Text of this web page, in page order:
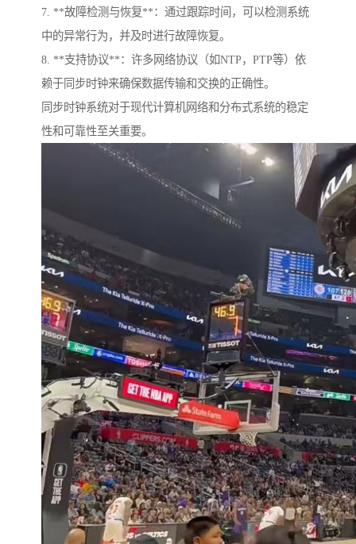
7. **故障检测与恢复**：通过跟踪时间，可以检测系统
中的异常行为，并及时进行故障恢复。
8. **支持协议**：许多网络协议（如NTP，PTP等）依
赖于同步时钟来确保数据传输和交换的正确性。
同步时钟系统对于现代计算机网络和分布式系统的稳定
性和可靠性至关重要。